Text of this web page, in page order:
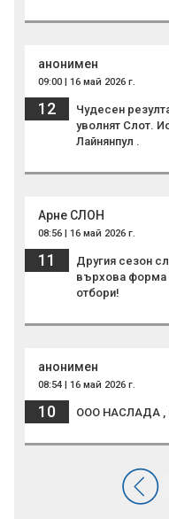
анонимен
09:00 | 16 май 2026 г.
12
Чудесен
уволнят Слот.
Лайнянпул .
Арне СЛОН
08:56 | 16 май 2026 г.
11
Другия сезон
върхова форма
отбори!
анонимен
08:54 | 16 май 2026 г.
10 ООО НАСЛАДА ,